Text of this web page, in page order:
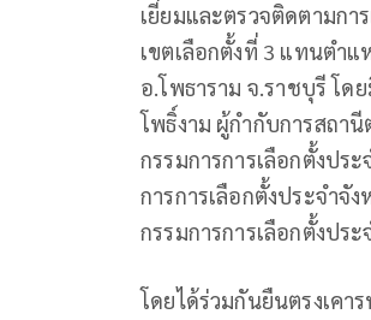
เยี่ยมและตรวจติดตามก
เขตเลือกตั้งที่ 3 แทนตำแ
อ.โพธาราม จ.ราชบุรี โด
โพธิ์งาม ผู้กำกับการสถา
กรรมการการเลือกตั้งปร
การการเลือกตั้งประจำ
กรรมการการเลือกตั้งปร
โดยได้ร่วมกันยืนตรงเคา